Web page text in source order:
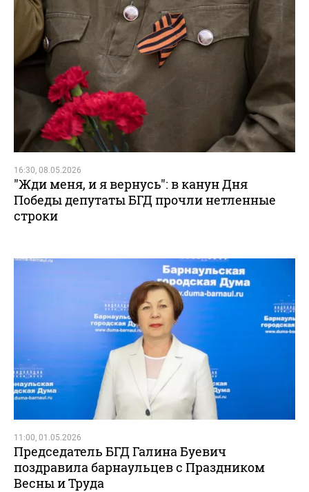
16:30, 08.05.2026
"Жди меня, и я вернусь": в канун Дня
Победы депутаты БГД прочли нетленные
строки
11:00, 01.05.2026
Председатель БГД Галина Буевич
поздравила барнаульцев с Праздником
Весны и Труда